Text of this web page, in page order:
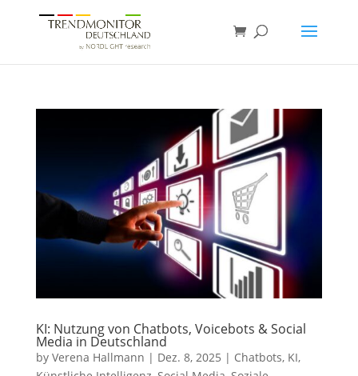
KI: Nutzung von Chatbots, Voicebots & Social
Media in Deutschland
by Verena Hallmann | Dez. 8, 2025 | Chatbots, KI,